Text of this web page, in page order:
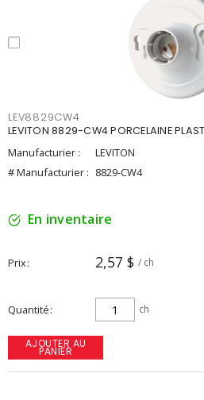
LEV8829CW4
LEVITON 8829-CW4 PORCELAINE
Manufacturier :
LEVITON
# Manufacturier : 8829-CW4
En inventaire
Prix 2,57 $ / ch
Quantité ch
AJOUTER AU
PANIER